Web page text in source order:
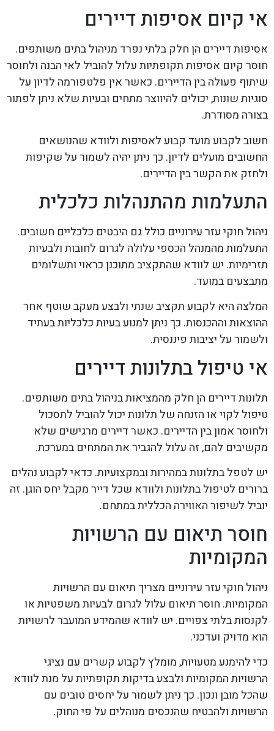
אי קיום אסיפות דיירים
אסיפות דיירים הן חלק בלתי נפרד מניהול בתים משותפים.
חוסר קיום אסיפות תקופתיות עלול להוביל לאי הבנה ולחוסר
שיתוף פעולה בין הדיירים. כאשר אין פלטפורמה לדיון על
סוגיות שונות, יכולים להיווצר מתחים ובעיות שלא ניתן לפתור
בצורה מסודרת.
חשוב לקבוע מועד קבוע לאסיפות ולוודא שהנושאים
החשובים מועלים לדיון. כך ניתן יהיה לשמור על שקיפות
ולחזק את הקשר בין הדיירים.
התעלמות מהתנהלות כלכלית
ניהול חוקי עזר עירוניים כולל גם היבטים כלכליים חשובים.
התעלמות מהמנהל הכספי עלולה לגרום לחובות ולבעיות
תזרימיות. יש לוודא שהתקציב מתוכנן כראוי ותשלומים
מתבצעים במועד.
המלצה היא לקבוע תקציב שנתי ולבצע מעקב שוטף אחר
ההוצאות וההכנסות. כך ניתן למנוע בעיות כלכליות בעתיד
ולשמור על יציבות פיננסית.
אי טיפול בתלונות דיירים
תלונות דיירים הן חלק מהמציאות בניהול בתים משותפים.
טיפול לקוי או הזנחה של תלונות יכול להוביל לתסכול
ולחוסר אמון בין הדיירים. כאשר דיירים מרגישים שלא
מקשיבים להם, זה עלול להגביר את המתחים במערכת.
יש לטפל בתלונות במהירות ובמקצועיות. כדאי לקבוע נהלים
ברורים לטיפול בתלונות ולוודא שכל דייר מקבל יחס הוגן. זה
יוביל לשיפור האווירה הכללית במתחם.
חוסר תיאום עם הרשויות
המקומיות
ניהול חוקי עזר עירוניים מצריך תיאום עם הרשויות
המקומיות. חוסר תיאום עלול לגרום לבעיות משפטיות או
לקנסות בלתי צפויים. יש לוודא שהמידע המועבר לרשויות
הוא מדויק ועדכני.
כדי להימנע מטעויות, מומלץ לקבוע קשרים עם נציגי
הרשויות המקומיות ולבצע בדיקות תקופתיות על מנת לוודא
שהכל מובן ונכון. כך ניתן לשמור על יחסים טובים עם
הרשויות ולהבטיח שהנכסים מנוהלים על פי החוק.